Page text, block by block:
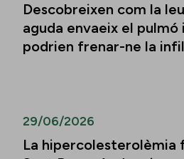
Descobreixen com la
aguda envaeix el pulmó
podrien frenar-ne la
29/06/2026
La hipercolesterolèmia